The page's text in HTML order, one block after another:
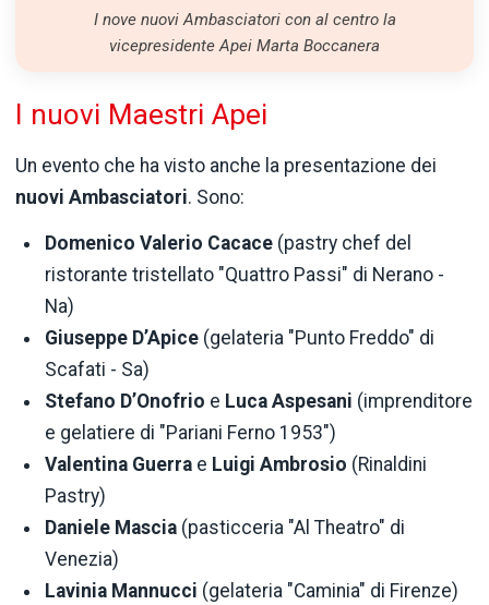
I nove nuovi Ambasciatori con al centro la
vicepresidente Apei Marta Boccanera
I nuovi Maestri Apei
Un evento che ha visto anche la presentazione dei
nuovi Ambasciatori. Sono:
Domenico Valerio Cacace (pastry chef del
ristorante tristellato "Quattro Passi" di Nerano -
Na)
Giuseppe D’Apice (gelateria "Punto Freddo" di
Scafati - Sa)
Stefano D’Onofrio e Luca Aspesani (imprenditore
e gelatiere di "Pariani Ferno 1953")
Valentina Guerra e Luigi Ambrosio (Rinaldini
Pastry)
Daniele Mascia (pasticceria "Al Theatro" di
Venezia)
Lavinia Mannucci (gelateria "Caminia" di Firenze)